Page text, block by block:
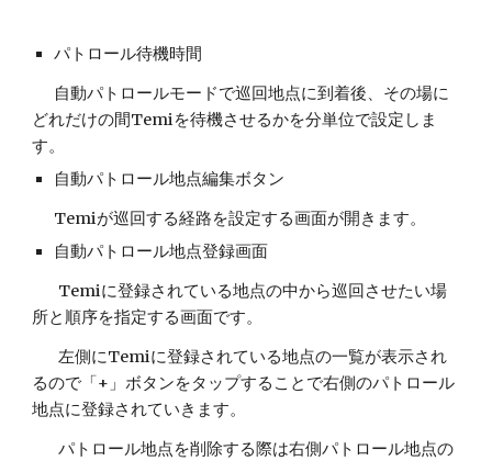
パトロール待機時間
自動パトロールモードで巡回地点に到着後、その場に
どれだけの間Temiを待機させるかを分単位で設定しま
す。
自動パトロール地点編集ボタン
Temiが巡回する経路を設定する画面が開きます。
自動パトロール地点登録画面
Temiに登録されている地点の中から巡回させたい場
所と順序を指定する画面です。
左側にTemiに登録されている地点の一覧が表示され
るので「+」ボタンをタップすることで右側のパトロール
地点に登録されていきます。
パトロール地点を削除する際は右側パトロール地点の